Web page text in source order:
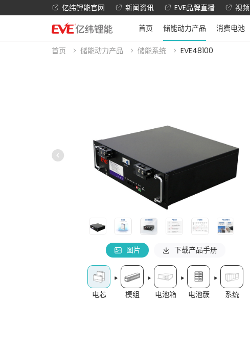
亿纬锂能官网 新闻资讯 EVE品牌直播 视频
首页
储能动力产品 消费电池
首页 储能动力产品 储能系统 EVE48100
图片 下载产品手册
电芯 模组 电池箱 电池簇 系统